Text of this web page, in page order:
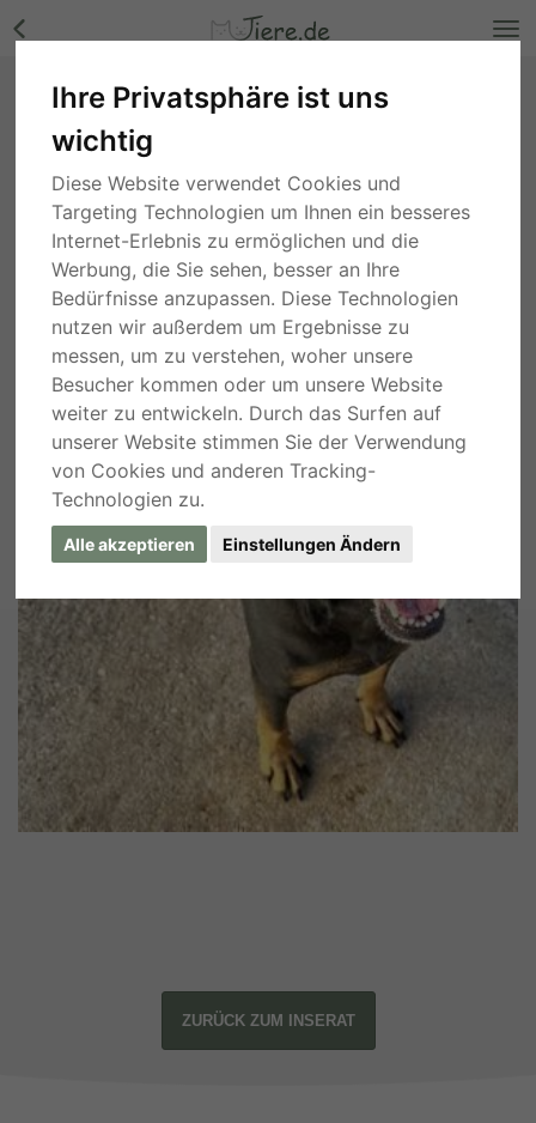
Ihre Privatsphäre ist uns
wichtig
Diese Website verwendet Cookies und
Targeting Technologien um Ihnen ein besseres
Internet-Erlebnis zu ermöglichen und die
Werbung, die Sie sehen, besser an Ihre
Bedürfnisse anzupassen. Diese Technologien
nutzen wir außerdem um Ergebnisse zu
messen, um zu verstehen, woher unsere
Besucher kommen oder um unsere Website
weiter zu entwickeln. Durch das Surfen auf
unserer Website stimmen Sie der Verwendung
von Cookies und anderen Tracking-
Technologien zu.
Alle akzeptieren Einstellungen Ändern
Lilla, Mischling - Hündin Bilder
Nordrhein-Westfalen
ZURÜCK ZUM INSERAT